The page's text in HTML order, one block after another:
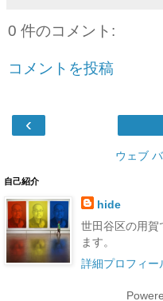
0 件のコメント:
コメントを投稿
‹
ウェブ
自己紹介
hide
世田谷区の用賀
ます。
詳細プロフィー